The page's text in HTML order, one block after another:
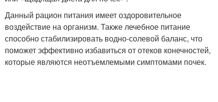
Данный рацион питания имеет оздоровительное
воздействие на организм. Также лечебное питание
способно стабилизировать водно-солевой баланс, что
поможет эффективно избавиться от отеков конечностей,
которые являются неотъемлемыми симптомами почек.